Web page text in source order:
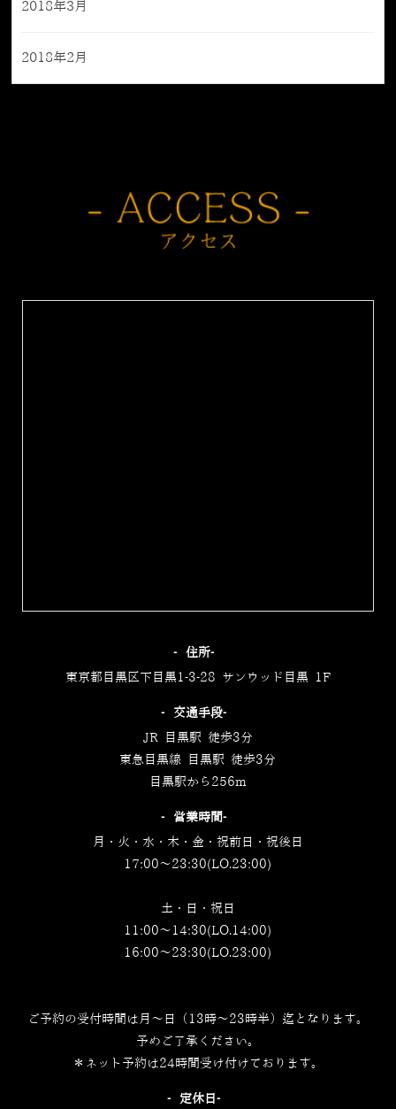
2018年3月
2018年2月
‐住所‐
東京都目黒区下目黒1-3-28 サンウッド目黒 1F
‐交通手段‐
JR 目黒駅 徒歩3分
東急目黒線 目黒駅 徒歩3分
目黒駅から256m
‐営業時間‐
月・火・水・木・金・祝前日・祝後日
17:00～23:30(LO.23:00)
土・日・祝日
11:00～14:30(LO.14:00)
16:00～23:30(LO.23:00)
ご予約の受付時間は月～日（13時～23時半）迄となります。
予めご了承ください。
＊ネット予約は24時間受け付けております。
‐定休日‐